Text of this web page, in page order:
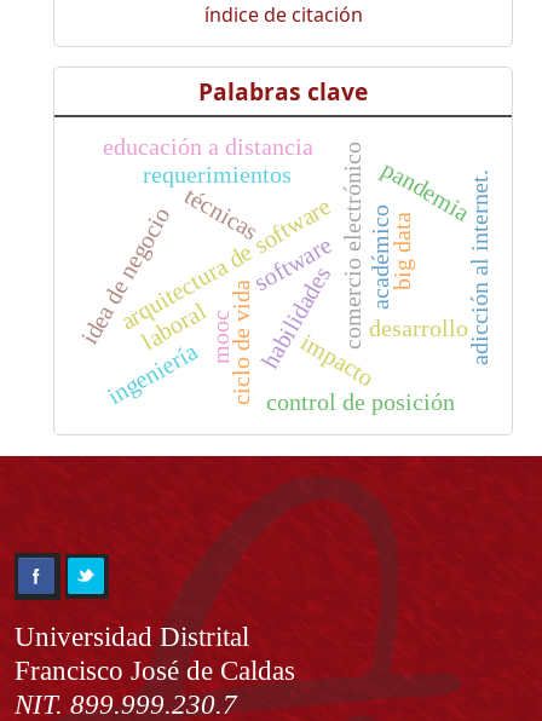
índice de citación
Palabras clave
arquitectura de softwarecomercio electrónico
técnicas
requerimientos
desarrollo
ciclo de vida
software
mooc habilidadesimpacto
laboral
académico
educación a distancia
idea de negocio
ingeniería control de posición
big data adicción al internet.
pandemia
Información
Universidad Distrital
Francisco José de Caldas
NIT. 899.999.230.7